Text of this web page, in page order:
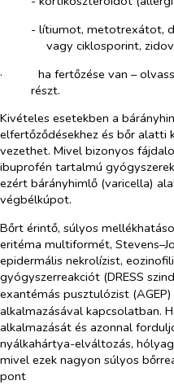
-​ lítiumot, metotrexátot,
vagy ciklosporint,
·​
ha fertőzése van –
részt.
Kivételes esetekben a
elfertőződésekhez és bőr alatti
vezethet. Mivel bizonyos
ibuprofén tartalmú
ezért bárányhimlő (varicella)
végbélkúpot.
Bőrt érintő, súlyos
eritéma multiformét,
epidermális nekrolízist,
gyógyszerreakciót (DRESS
exantémás pusztulózist (AGEP)
alkalmazásával kapcsolatban.
alkalmazását és azonnal
nyálkahártya-elváltozás,
mivel ezek nagyon súlyos
pont